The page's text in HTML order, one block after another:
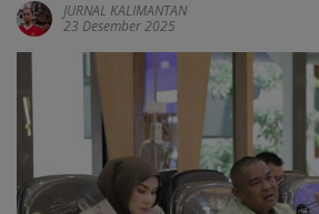
JURNAL KALIMANTAN
23 Desember 2025